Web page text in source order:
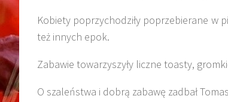
Kobiety poprzychodziły poprzebierane w
też innych epok.
Zabawie towarzyszyły liczne toasty,
O szaleństwa i dobrą zabawę zadbał